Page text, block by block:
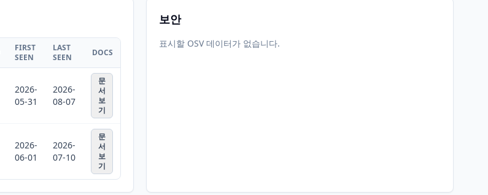
FIRST
SEEN
LAST
SEEN
DOCS
2026-
05-31
2026-
08-07
문
서
보
기
2026-
06-01
2026-
07-10
문
서
보
기
보안
표시할 OSV 데이터가 없습니다.